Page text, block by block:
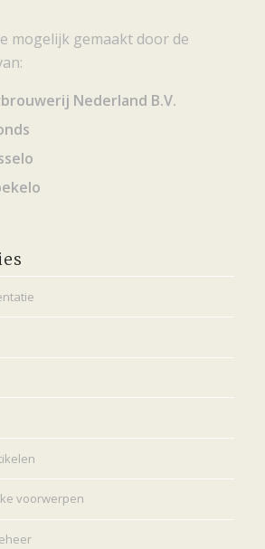
mogelijk gemaakt door de
Nederland B.V.
voorwerpen